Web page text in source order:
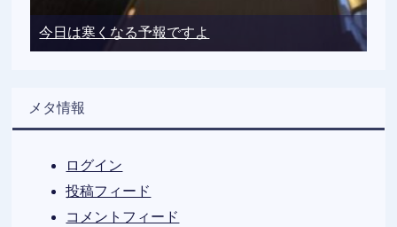
今日は寒くなる予報ですよ
メタ情報
ログイン
投稿フィード
コメントフィード